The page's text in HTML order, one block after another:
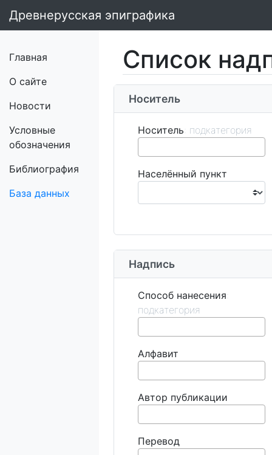
Древнерусская эпиграфика
Главная
О сайте
Новости
Условные
обозначения
Библиография
База данных
Список
Носитель
Носитель
Населённый пункт
Надпись
Способ нанесения
Алфавит
Автор публикации
Перевод